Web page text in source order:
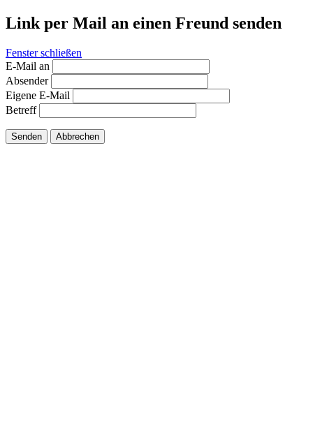
Link per Mail an einen Freund senden
Fenster schließen
E-Mail an
Absender
Eigene E-Mail
Betreff
Senden Abbrechen